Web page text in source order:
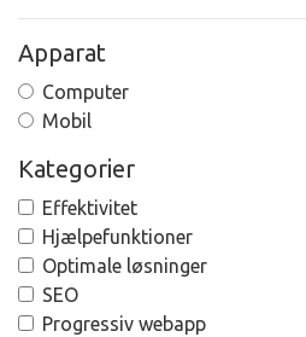
Apparat
Computer
Mobil
Kategorier
Effektivitet
Hjælpefunktioner
Optimale løsninger
SEO
Progressiv webapp